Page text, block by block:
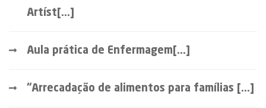
Artíst[...]
Aula prática de Enfermagem[...]
“Arrecadação de alimentos para famílias [...]